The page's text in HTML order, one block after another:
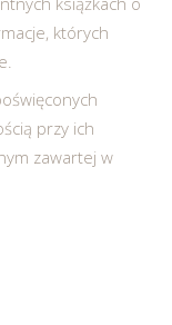
których
przy ich
zawartej w